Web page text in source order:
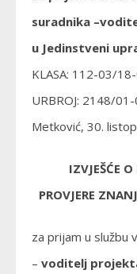
suradnika
u Jedinstveni
KLASA: 112-03/
URBROJ: 2148/
Metković, 30.
IZVJEŠĆE
PROVJERE
za prijam u službu
– voditelj